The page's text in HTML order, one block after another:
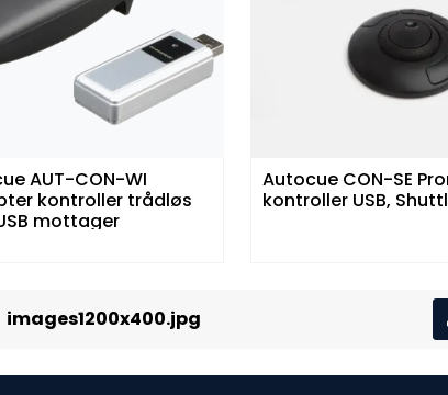
AUT-CON-WI
kontroller trådløs
mottager
Autocue CON-SE
kontroller USB,
images1200x400.jpg